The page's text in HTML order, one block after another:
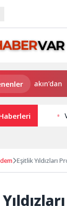
Eşitlik Yıldızları